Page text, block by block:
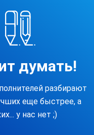
думать!
разбирают
еще быстрее, а
у нас нет ;)